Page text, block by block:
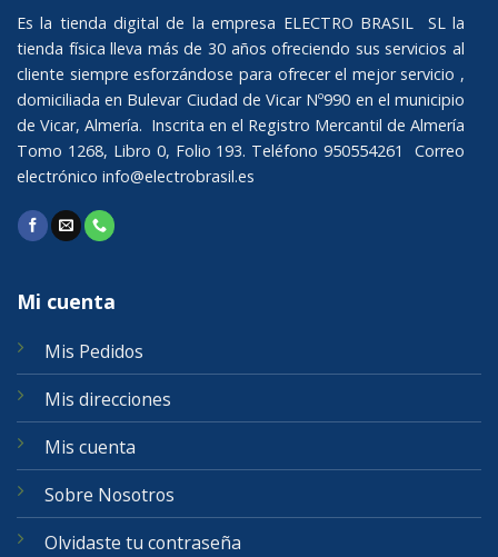
Es la tienda digital de la empresa ELECTRO BRASIL SL la
tienda física lleva más de 30 años ofreciendo sus servicios al
cliente siempre esforzándose para ofrecer el mejor servicio ,
domiciliada en Bulevar Ciudad de Vicar Nº990 en el municipio
de Vicar, Almería. Inscrita en el Registro Mercantil de Almería
Tomo 1268, Libro 0, Folio 193. Teléfono 950554261 Correo
electrónico info@electrobrasil.es
Mi cuenta
Mis Pedidos
Mis direcciones
Mis cuenta
Sobre Nosotros
Olvidaste tu contraseña